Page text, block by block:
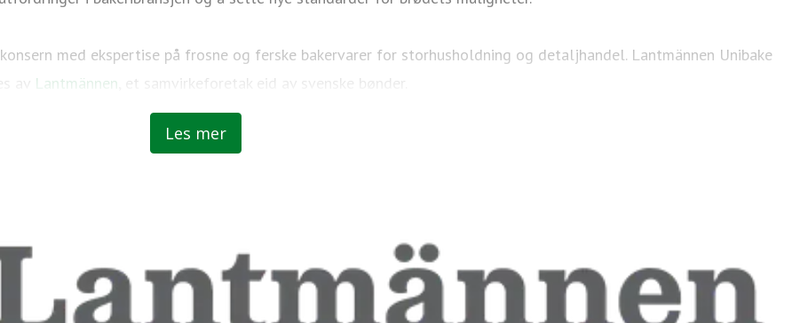
med ekspertise på frosne og ferske bakervarer for storhusholdning og detaljhandel. Lantmännen Unibake
Lantmännen , et samvirkeforetak eid av svenske bønder.
Les mer